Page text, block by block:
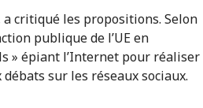
a critiqué les propositions. Selon
publique de l’UE en
» épiant l’Internet pour réaliser
sur les réseaux sociaux.